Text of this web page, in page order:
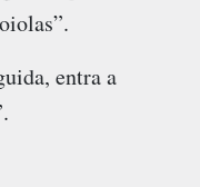
entra a